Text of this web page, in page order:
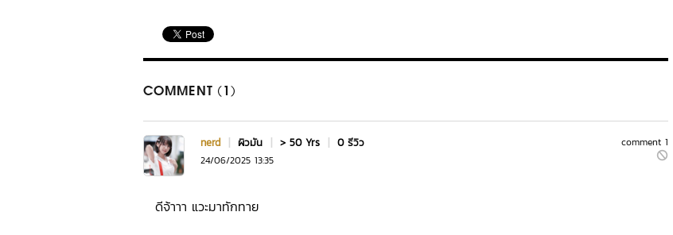
COMMENT (1)
comment 1
nerd | ผิวมัน | > 50 Yrs | 0 รีวิว
24/06/2025 13:35
ดีจ้าาา แวะมาทักทาย